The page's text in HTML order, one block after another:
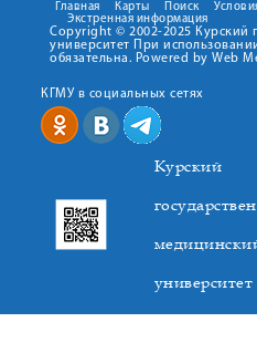
Главная Карты Поиск
Экстренная информация
Copyright © 2002-2025 Курский
университет При
обязательна. Powered by Web
КГМУ в социальных сетях
Курский
университет